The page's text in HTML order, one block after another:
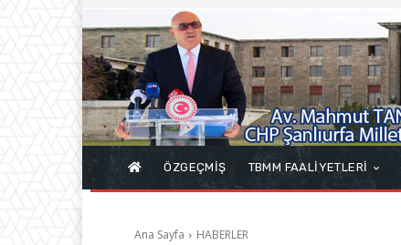
ÖZGEÇMİŞ TBMM FAALİYETLERİ
Ana Sayfa HABERLER